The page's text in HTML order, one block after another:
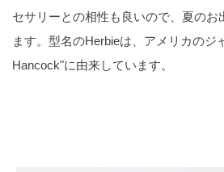
セサリーとの相性も良いので、夏のお
ます。型名のHerbieは、アメリカのジ
Hancock"に由来しています。